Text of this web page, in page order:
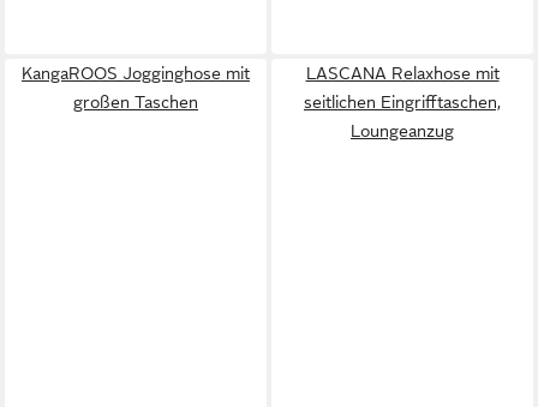
KangaROOS Jogginghose mit
großen Taschen
LASCANA Relaxhose mit
seitlichen Eingrifftaschen,
Loungeanzug